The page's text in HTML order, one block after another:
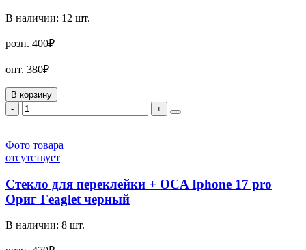
В наличии: 12 шт.
розн. 400₽
опт. 380₽
В корзину
-
+
Фото товара
отсутствует
Стекло для переклейки + OCA Iphone 17 pro
Ориг Feaglet черный
В наличии: 8 шт.